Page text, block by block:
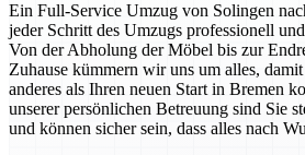
Ein Full-Service Umzug von Solingen
jeder Schritt des Umzugs professionell
Von der Abholung der Möbel bis zur
Zuhause kümmern wir uns um alles,
anderes als Ihren neuen Start in Bremen
unserer persönlichen Betreuung sind Sie
und können sicher sein, dass alles nach